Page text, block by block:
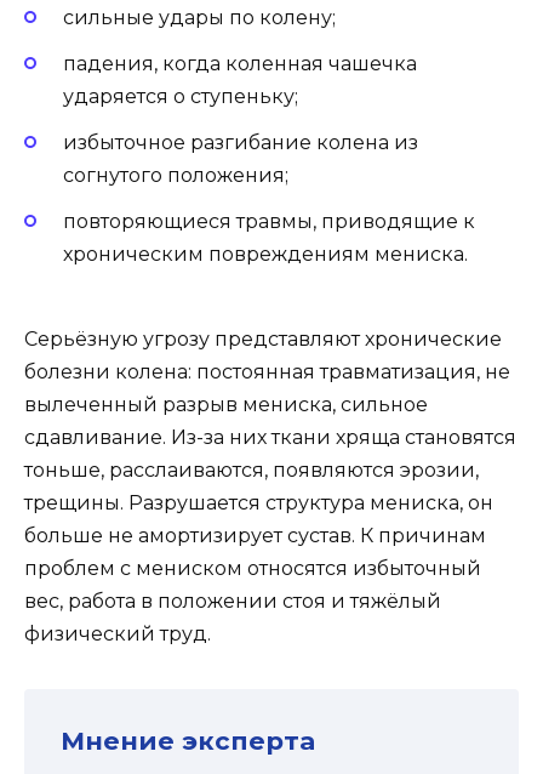
сильные удары по колену;
падения, когда коленная чашечка
ударяется о ступеньку;
избыточное разгибание колена из
согнутого положения;
повторяющиеся травмы, приводящие к
хроническим повреждениям мениска.
Серьёзную угрозу представляют хронические
болезни колена: постоянная травматизация, не
вылеченный разрыв мениска, сильное
сдавливание. Из-за них ткани хряща становятся
тоньше, расслаиваются, появляются эрозии,
трещины. Разрушается структура мениска, он
больше не амортизирует сустав. К причинам
проблем с мениском относятся избыточный
вес, работа в положении стоя и тяжёлый
физический труд.
Мнение эксперта